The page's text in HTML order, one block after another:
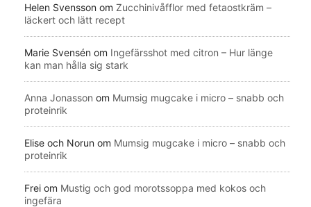
Helen Svensson om Zucchinivåfflor med fetaostkräm –
läckert och lätt recept
Marie Svensén om Ingefärsshot med citron – Hur länge
kan man hålla sig stark
Anna Jonasson om Mumsig mugcake i micro – snabb och
proteinrik
Elise och Norun om Mumsig mugcake i micro – snabb och
proteinrik
Frei om Mustig och god morotssoppa med kokos och
ingefära